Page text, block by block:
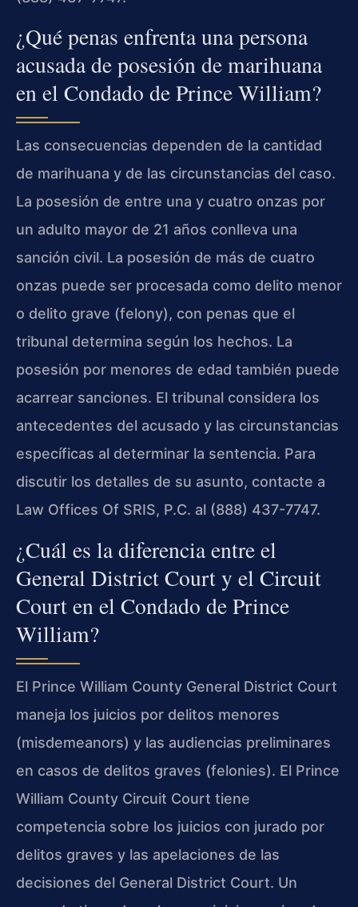
¿Qué penas enfrenta una persona
acusada de posesión de marihuana
en el Condado de Prince William?
Las consecuencias dependen de la cantidad
de marihuana y de las circunstancias del caso.
La posesión de entre una y cuatro onzas por
un adulto mayor de 21 años conlleva una
sanción civil. La posesión de más de cuatro
onzas puede ser procesada como delito menor
o delito grave (felony), con penas que el
tribunal determina según los hechos. La
posesión por menores de edad también puede
acarrear sanciones. El tribunal considera los
antecedentes del acusado y las circunstancias
específicas al determinar la sentencia. Para
discutir los detalles de su asunto, contacte a
Law Offices Of SRIS, P.C. al (888) 437-7747.
¿Cuál es la diferencia entre el
General District Court y el Circuit
Court en el Condado de Prince
William?
El Prince William County General District Court
maneja los juicios por delitos menores
(misdemeanors) y las audiencias preliminares
en casos de delitos graves (felonies). El Prince
William County Circuit Court tiene
competencia sobre los juicios con jurado por
delitos graves y las apelaciones de las
decisiones del General District Court. Un